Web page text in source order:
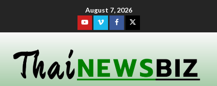
August 7, 2026